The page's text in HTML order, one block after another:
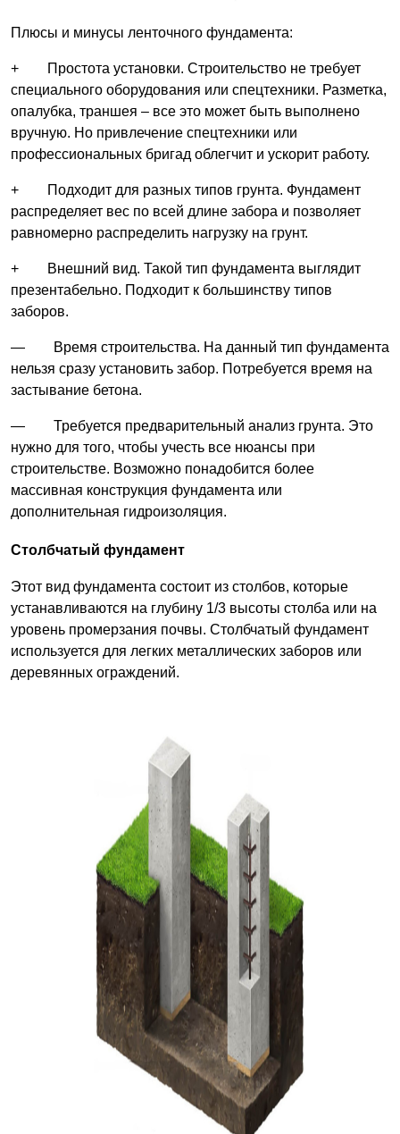
Плюсы и минусы ленточного фундамента:
+ Простота установки. Строительство не требует
специального оборудования или спецтехники. Разметка,
опалубка, траншея – все это может быть выполнено
вручную. Но привлечение спецтехники или
профессиональных бригад облегчит и ускорит работу.
+ Подходит для разных типов грунта. Фундамент
распределяет вес по всей длине забора и позволяет
равномерно распределить нагрузку на грунт.
+ Внешний вид. Такой тип фундамента выглядит
презентабельно. Подходит к большинству типов
заборов.
— Время строительства. На данный тип фундамента
нельзя сразу установить забор. Потребуется время на
застывание бетона.
— Требуется предварительный анализ грунта. Это
нужно для того, чтобы учесть все нюансы при
строительстве. Возможно понадобится более
массивная конструкция фундамента или
дополнительная гидроизоляция.
Столбчатый фундамент
Этот вид фундамента состоит из столбов, которые
устанавливаются на глубину 1/3 высоты столба или на
уровень промерзания почвы. Столбчатый фундамент
используется для легких металлических заборов или
деревянных ограждений.